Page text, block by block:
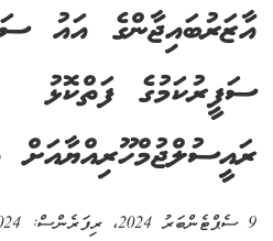
އާޒަރުބައިޖާންގެ އައު
ސަފީރުކަމުގެ ފަތްކޮޅު
ރައީސުލްޖުމްހޫރިއްޔާއަށް
9 ސެޕްޓެންބަރު 2024 ، ރިފަރެންސް: